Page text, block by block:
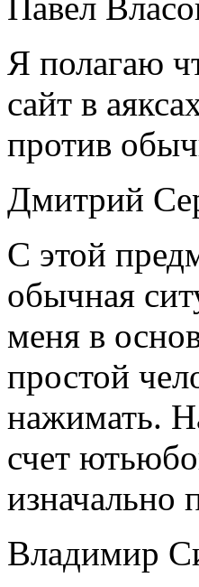
Я полагаю
сайт в
против
Дмитрий
С этой
обычная
меня в
простой
нажимать.
счет
изначально
Владимир